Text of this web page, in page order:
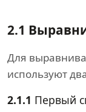
2.1
Для
используют
2.1.1 Первый